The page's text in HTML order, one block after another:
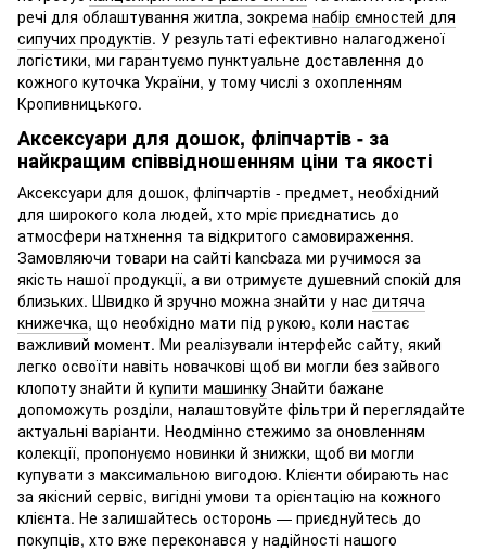
речі для облаштування житла, зокрема набір ємностей для
сипучих продуктів. У результаті ефективно налагодженої
логістики, ми гарантуємо пунктуальне доставлення до
кожного куточка України, у тому числі з охопленням
Кропивницького.
Аксексуари для дошок, фліпчартів - за
найкращим співвідношенням ціни та якості
Аксексуари для дошок, фліпчартів - предмет, необхідний
для широкого кола людей, хто мріє приєднатись до
атмосфери натхнення та відкритого самовираження.
Замовляючи товари на сайті kancbaza ми ручимося за
якість нашої продукції, а ви отримуєте душевний спокій для
близьких. Швидко й зручно можна знайти у нас дитяча
книжечка, що необхідно мати під рукою, коли настає
важливий момент. Ми реалізували інтерфейс сайту, який
легко освоїти навіть новачкові щоб ви могли без зайвого
клопоту знайти й купити машинку Знайти бажане
допоможуть розділи, налаштовуйте фільтри й переглядайте
актуальні варіанти. Неодмінно стежимо за оновленням
колекції, пропонуємо новинки й знижки, щоб ви могли
купувати з максимальною вигодою. Клієнти обирають нас
за якісний сервіс, вигідні умови та орієнтацію на кожного
клієнта. Не залишайтесь осторонь — приєднуйтесь до
покупців, хто вже переконався у надійності нашого